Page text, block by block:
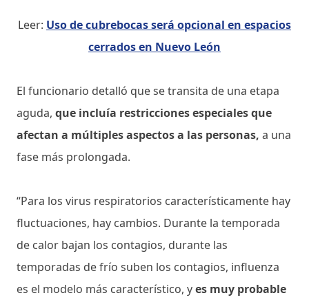
Leer: Uso de cubrebocas será opcional en espacios
cerrados en Nuevo León
El funcionario detalló que se transita de una etapa
aguda, que incluía restricciones especiales que
afectan a múltiples aspectos a las personas, a una
fase más prolongada.
“Para los virus respiratorios característicamente hay
fluctuaciones, hay cambios. Durante la temporada
de calor bajan los contagios, durante las
temporadas de frío suben los contagios, influenza
es el modelo más característico, yes muy probable